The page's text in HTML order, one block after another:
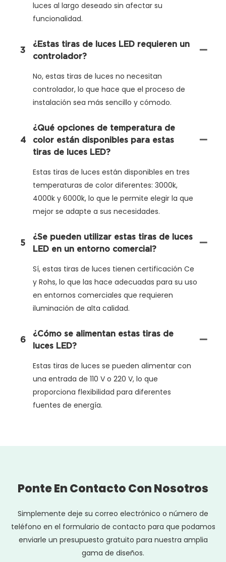
luces al largo deseado sin afectar su
funcionalidad.
3
¿Estas tiras de luces LED requieren un
controlador?
No, estas tiras de luces no necesitan
controlador, lo que hace que el proceso de
instalación sea más sencillo y cómodo.
4
¿Qué opciones de temperatura de
color están disponibles para estas
tiras de luces LED?
Estas tiras de luces están disponibles en tres
temperaturas de color diferentes: 3000k,
4000k y 6000k, lo que le permite elegir la que
mejor se adapte a sus necesidades.
5
¿Se pueden utilizar estas tiras de luces
LED en un entorno comercial?
Sí, estas tiras de luces tienen certificación Ce
y Rohs, lo que las hace adecuadas para su uso
en entornos comerciales que requieren
iluminación de alta calidad.
6
¿Cómo se alimentan estas tiras de
luces LED?
Estas tiras de luces se pueden alimentar con
una entrada de 110 V o 220 V, lo que
proporciona flexibilidad para diferentes
fuentes de energía.
Ponte En Contacto Con Nosotros
Simplemente deje su correo electrónico o número de
teléfono en el formulario de contacto para que podamos
enviarle un presupuesto gratuito para nuestra amplia
gama de diseños.